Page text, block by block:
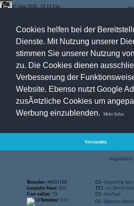
Cookies helfen bei der
Dienste. Mit Nutzung unserer
stimmen Sie unserer Nutzung
zu. Die Cookies dienen
Verbesserung der
Website. Ebenso nutzt Google
zusÃ¤tzliche Cookies um
Werbung einzublenden.
Mehr Infos
Verstanden
07.Aug.2026 , 10:12 Uhr
Registration
Besucher: 44431106 CS - SniperWar
Gespielte Wars: 803 TF2 - by Server-
User online: 73 CS - FunYard
Benutzer: 618 CS - Mansion Server